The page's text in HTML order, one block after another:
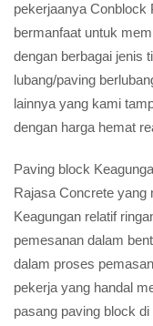
pekerjaanya Conblock
bermanfaat untuk
dengan berbagai jenis
lubang/paving
lainnya yang kami
dengan harga hemat
Paving block
Rajasa Concrete yang
Keagungan relatif
pemesanan dalam
dalam proses
pekerja yang handal
pasang paving block